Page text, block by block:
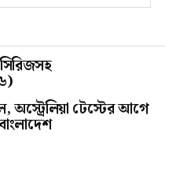
অস্ট্রেলিয়া টেস্টের আগে